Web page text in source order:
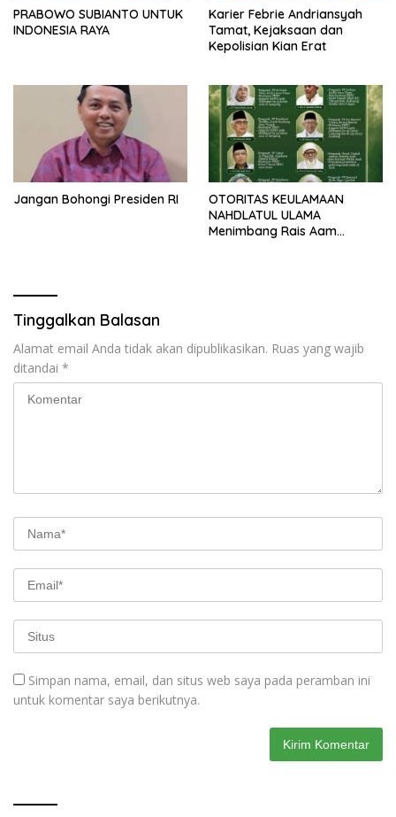
PRABOWO SUBIANTO UNTUK
INDONESIA RAYA
Karier Febrie Andriansyah
Tamat, Kejaksaan dan
Kepolisian Kian Erat
Jangan Bohongi Presiden RI
OTORITAS KEULAMAAN
NAHDLATUL ULAMA
Menimbang Rais Aam
Tinggalkan Balasan
Alamat email Anda tidak akan dipublikasikan. Ruas yang wajib
ditandai *
Simpan nama, email, dan situs web saya pada peramban ini
untuk komentar saya berikutnya.